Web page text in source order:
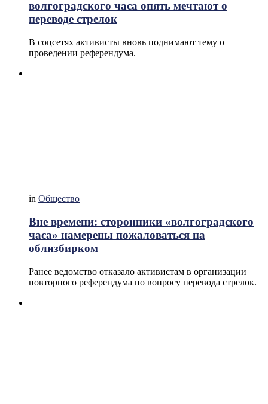
волгоградского часа опять мечтают о
переводе стрелок
В соцсетях активисты вновь поднимают тему о
проведении референдума.
in Общество
Вне времени: сторонники «волгоградского
часа» намерены пожаловаться на
облизбирком
Ранее ведомство отказало активистам в организации
повторного референдума по вопросу перевода стрелок.